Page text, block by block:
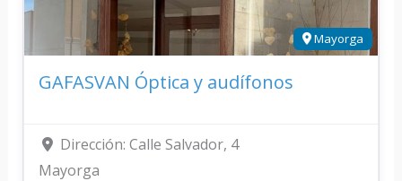
Mayorga
GAFASVAN Óptica y audífonos
Dirección: Calle Salvador, 4
Mayorga